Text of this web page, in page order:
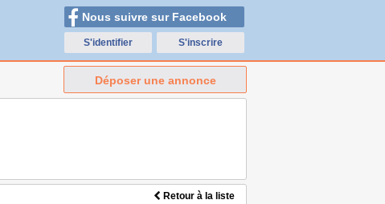
Nous suivre sur Facebook
S'identifier S'inscrire
Déposer une annonce
Retour à la liste